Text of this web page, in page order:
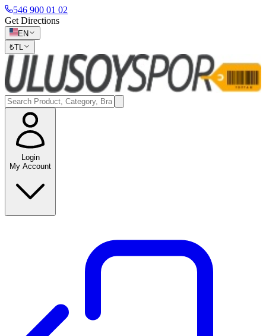
546 900 01 02
Get Directions
EN
₺TL
Login
My Account